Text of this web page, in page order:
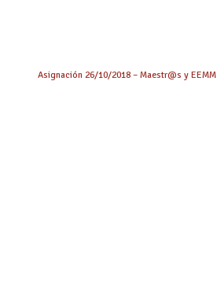
Asignación 26/10/2018 – Maestr@s y EEMM